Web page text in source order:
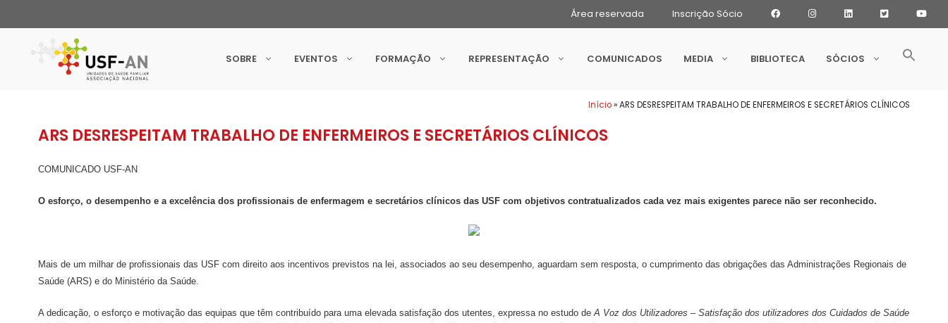
Área reservada Inscrição Sócio
SOBRE EVENTOS FORMAÇÃO REPRESENTAÇÃO COMUNICADOS MEDIA BIBLIOTECA SÓCIOS
Início»ARS DESRESPEITAM TRABALHO DE ENFERMEIROS E SECRETÁRIOS CLÍNICOS
ARS DESRESPEITAM TRABALHO DE ENFERMEIROS E SECRETÁRIOS CLÍNICOS
COMUNICADO USF-AN
O esforço, o desempenho e a excelência dos profissionais de enfermagem e secretários clínicos das USF com objetivos contratualizados cada vez mais exigentes parece não ser reconhecido.
Mais de um milhar de profissionais das USF com direito aos incentivos previstos na lei, associados ao seu desempenho, aguardam sem resposta, o cumprimento das obrigações das Administrações Regionais de
Saúde (ARS) e do Ministério da Saúde.
A dedicação, o esforço e motivação das equipas que têm contribuído para uma elevada satisfação dos utentes, expressa no estudo deA Voz dos Utilizadores – Satisfação dos utilizadores dos Cuidados de Saúde